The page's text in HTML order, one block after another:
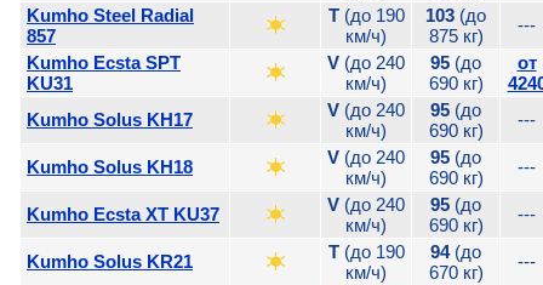
Kumho Steel Radial
857
T(до 190
км/ч)
103 (до
875 кг)
---
Kumho Ecsta SPT
KU31
V (до 240
км/ч)
95 (до
690 кг)
от
Kumho Solus KH17
V (до 240
км/ч)
95 (до
690 кг)
---
Kumho Solus KH18 V (до 240
км/ч)
95 (до
690 кг)
---
Kumho Ecsta XT KU37 V (до 240
км/ч)
95 (до
690 кг)
---
Kumho Solus KR21 T(до 190
км/ч)
94(до
670 кг)
---